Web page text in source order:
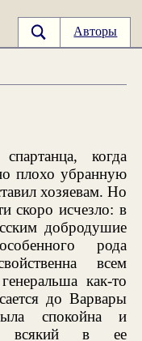
Авторы
когда
плохо убранную
хозяевам. Но
скоро исчезло: в
добродушие
рода
всем
как-то
до Варвары
спокойна и
всякий в ее